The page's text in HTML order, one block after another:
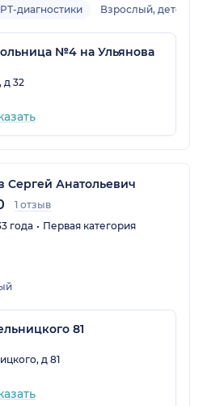
диагностики Взрослый, детский
№4 на Ульянова
д 32
Сергей Анатольевич
1 отзыв
года
Первая категория
81
д 81